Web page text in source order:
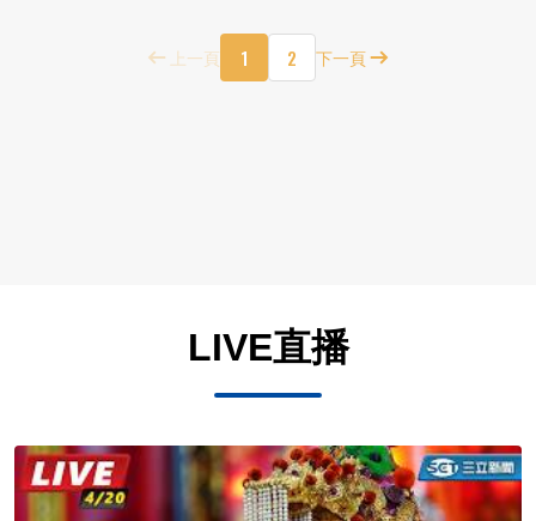
上一頁 1 2 下一頁
LIVE直播